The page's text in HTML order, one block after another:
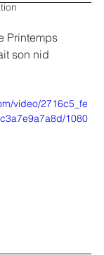
Printemps
son nid
video/2716c5_fe
1080